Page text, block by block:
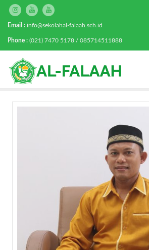
Email : info@sekolahal-falaah.sch.id
Phone : (021) 7470 5178 / 085714511888